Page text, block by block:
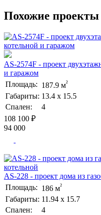
Похожие проекты
AS-2574F - проект
и гаражом
Площадь: 187.9 м²
Габариты: 13.4 х 15.5
Спален:
4
108 100 ₽
94 000
AS-228 - проект дома из
Площадь: 186 м²
Габариты: 11.94 х 15.7
Спален:
4